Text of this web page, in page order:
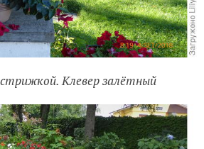
Клевер залётный